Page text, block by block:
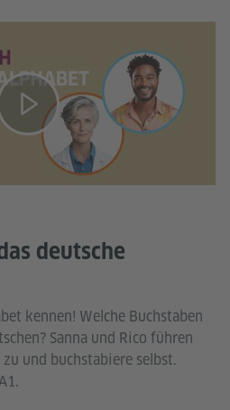
deutsche
kennen! Welche Buchstaben
Sanna und Rico führen
und buchstabiere selbst.